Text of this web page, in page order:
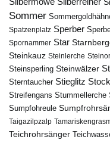
Sommer
Spatzenplatz Sperber
Spornammer Star
Steinkauz Steinlerche
Steinsperling Steinwälzer
Sterntaucher Stieglitz
Streifengans Stummellerche
Sumpfohreule
Taigazilpzalp
Teichrohrsänger